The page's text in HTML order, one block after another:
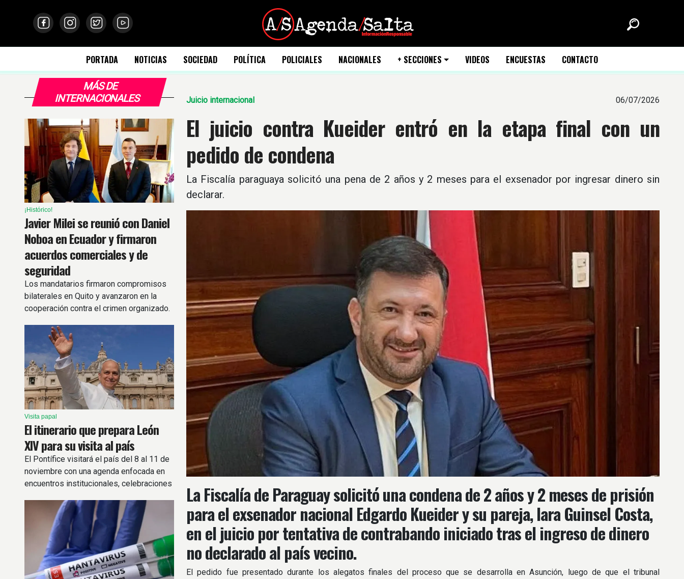
PORTADA NOTICIAS SOCIEDAD POLÍTICA POLICIALES NACIONALES + SECCIONES VIDEOS ENCUESTAS CONTACTO
MÁS DE
INTERNACIONALES
¡Histórico!
Javier Milei se reunió con Daniel
Noboa en Ecuador y firmaron
acuerdos comerciales y de
seguridad
Los mandatarios firmaron compromisos
bilaterales en Quito y avanzaron en la
cooperación contra el crimen organizado.
Visita papal
El itinerario que prepara León
XIV para su visita al país
El Pontífice visitará el país del 8 al 11 de
noviembre con una agenda enfocada en
encuentros institucionales, celebraciones
inclusión y la dignidad humana.
Juicio internacional 06/07/2026
El juicio contra Kueider entró en la etapa final con un
pedido de condena
La Fiscalía paraguaya solicitó una pena de 2 años y 2 meses para el exsenador por ingresar dinero sin
declarar.
La Fiscalía de Paraguay solicitó una condena de 2 años y 2 meses de prisión
para el exsenador nacional Edgardo Kueider y su pareja, Iara Guinsel Costa,
en el juicio por tentativa de contrabando iniciado tras el ingreso de dinero
no declarado al país vecino.
El pedido fue presentado durante los alegatos finales del proceso que se desarrolla en Asunción, luego de que el tribunal